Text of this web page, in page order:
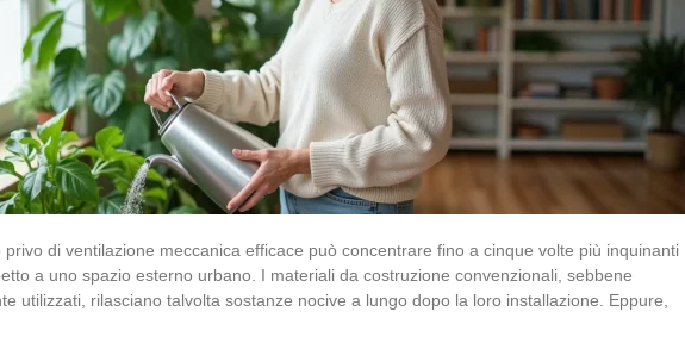
privo di ventilazione meccanica efficace può concentrare fino a cinque volte più inquinanti
a uno spazio esterno urbano. I materiali da costruzione convenzionali, sebbene
utilizzati, rilasciano talvolta sostanze nocive a lungo dopo la loro installazione. Eppure,